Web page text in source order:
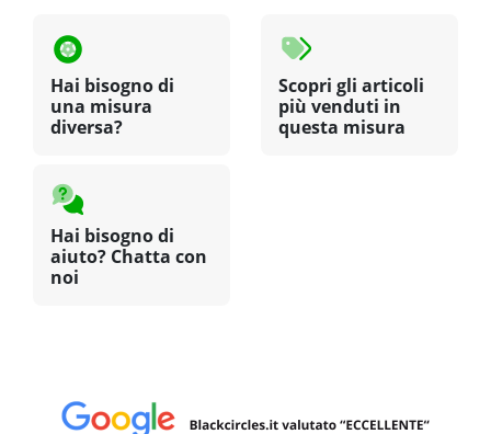
Hai bisogno di
una misura
diversa?
Scopri gli articoli
più venduti in
questa misura
Hai bisogno di
aiuto? Chatta con
noi